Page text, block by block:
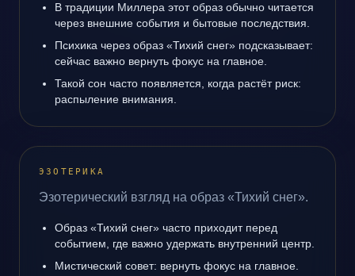
В традиции Миллера этот образ обычно читается
через внешние события и бытовые последствия.
Психика через образ «Тихий снег» подсказывает:
сейчас важно вернуть фокус на главное.
Такой сон часто появляется, когда растёт риск:
распыление внимания.
ЭЗОТЕРИКА
Эзотерический взгляд на образ «Тихий снег».
Образ «Тихий снег» часто приходит перед
событием, где важно удержать внутренний центр.
Мистический совет: вернуть фокус на главное.